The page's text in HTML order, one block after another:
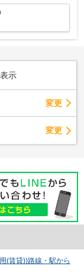
示
変更
変更
(賃貸))路線・駅から